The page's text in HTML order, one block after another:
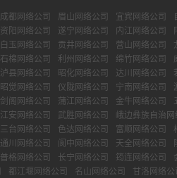
成都网络公司 眉山网络公司 宜宾网络公司
资阳网络公司 遂宁网络公司 内江网络公司
白玉网络公司 贡井网络公司 营山网络公司
石棉网络公司 利州网络公司 绵竹网络公司
泸县网络公司 昭化网络公司 达川网络公司
昭觉网络公司 仪陇网络公司 宁南网络公司
剑阁网络公司 蒲江网络公司 金牛网络公司
江安网络公司 武胜网络公司
峨边彝族自治网
三台网络公司 色达网络公司 富顺网络公司
通川网络公司 阆中网络公司 天全网络公司
普格网络公司 长宁网络公司 筠连网络公司
都江堰网络公司 名山网络公司
甘洛网络公